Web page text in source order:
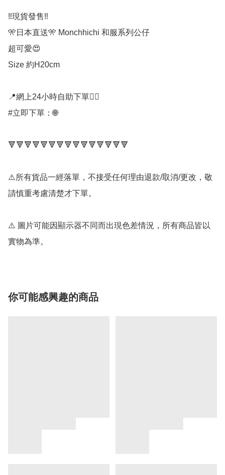
‼️現貨發售‼️
🎌日本直送🎌 Monchhichi 和服系列公仔
超可愛😍
Size 約H20cm
📍網上24小時自助下單👍🏻
#立即下單：🌐
🔻🔻🔻🔻🔻🔻🔻🔻🔻🔻🔻🔻🔻🔻🔻
⚠️所有貨品一經落單，不接受任何理由退款/取消/更改，敬
請慎重考慮清楚才下單。
⚠️ 圖片可能因顯示器不同而出現色差情況，所有商品皆以
實物為準。
你可能感興趣的商品